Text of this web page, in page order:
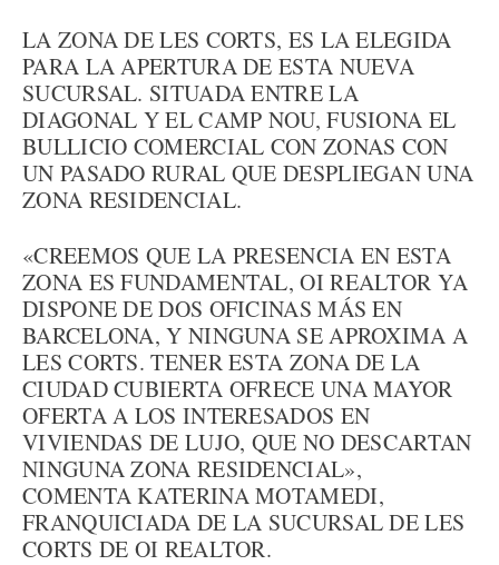
LA ZONA DE LES CORTS, ES LA ELEGIDA
PARA LA APERTURA DE ESTA NUEVA
SUCURSAL. SITUADA ENTRE LA
DIAGONAL Y EL CAMP NOU, FUSIONA EL
BULLICIO COMERCIAL CON ZONAS CON
UN PASADO RURAL QUE DESPLIEGAN UNA
ZONA RESIDENCIAL.
«CREEMOS QUE LA PRESENCIA EN ESTA
ZONA ES FUNDAMENTAL, OI REALTOR YA
DISPONE DE DOS OFICINAS MÁS EN
BARCELONA, Y NINGUNA SE APROXIMA A
LES CORTS. TENER ESTA ZONA DE LA
CIUDAD CUBIERTA OFRECE UNA MAYOR
OFERTA A LOS INTERESADOS EN
VIVIENDAS DE LUJO, QUE NO DESCARTAN
NINGUNA ZONA RESIDENCIAL»,
COMENTA KATERINA MOTAMEDI,
FRANQUICIADA DE LA SUCURSAL DE LES
CORTS DE OI REALTOR.